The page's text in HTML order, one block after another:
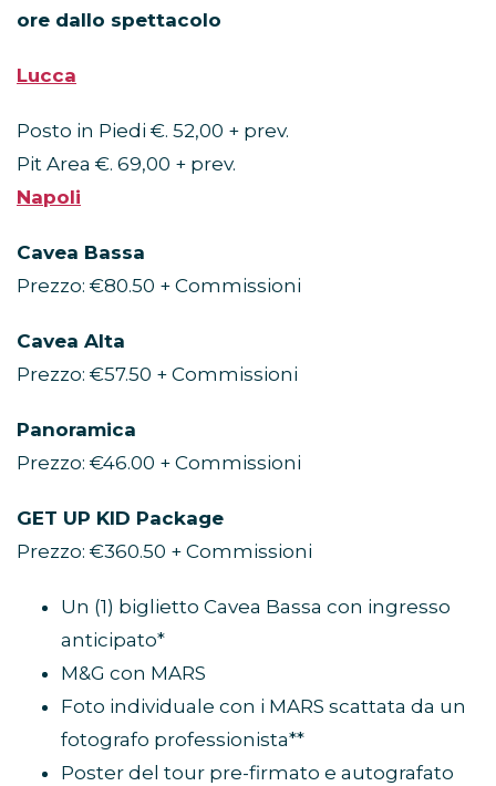
ore dallo spettacolo
Lucca
Posto in Piedi €. 52,00 + prev.
Pit Area €. 69,00 + prev.
Napoli
Cavea Bassa
Prezzo: €80.50 + Commissioni
Cavea Alta
Prezzo: €57.50 + Commissioni
Panoramica
Prezzo: €46.00 + Commissioni
GET UP KID Package
Prezzo: €360.50 + Commissioni
Un (1) biglietto Cavea Bassa con ingresso
anticipato*
M&G con MARS
Foto individuale con i MARS scattata da un
fotografo professionista**
Poster del tour pre-firmato e autografato